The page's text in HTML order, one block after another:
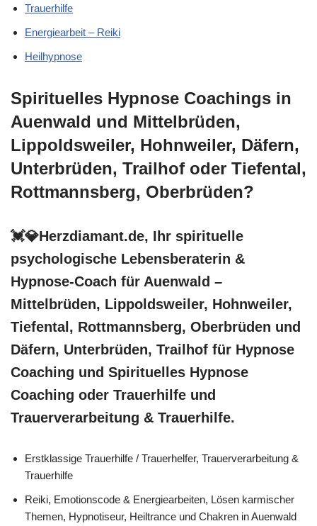
Trauerhilfe
Energiearbeit – Reiki
Heilhypnose
Spirituelles Hypnose Coachings in
Auenwald und Mittelbrüden,
Lippoldsweiler, Hohnweiler, Däfern,
Unterbrüden, Trailhof oder Tiefental,
Rottmannsberg, Oberbrüden?
💓️💎Herzdiamant.de, Ihr spirituelle
psychologische Lebensberaterin &
Hypnose-Coach für Auenwald –
Mittelbrüden, Lippoldsweiler, Hohnweiler,
Tiefental, Rottmannsberg, Oberbrüden und
Däfern, Unterbrüden, Trailhof für Hypnose
Coaching und Spirituelles Hypnose
Coaching oder Trauerhilfe und
Trauerverarbeitung & Trauerhilfe.
Erstklassige Trauerhilfe / Trauerhelfer, Trauerverarbeitung &
Trauerhilfe
Reiki, Emotionscode & Energiearbeiten, Lösen karmischer
Themen, Hypnotiseur, Heiltrance und Chakren in Auenwald